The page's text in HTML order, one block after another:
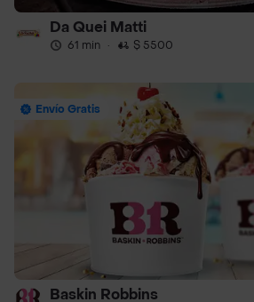
Da Quei Matti
61 min · $ 5500
Envío Gratis
Baskin Robbins